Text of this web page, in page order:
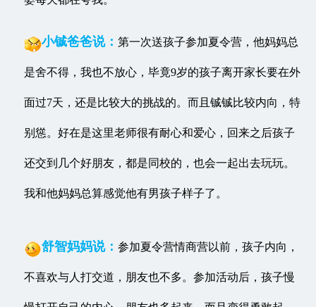
小铖爸爸说： 第一次送孩子参加夏令营，他妈妈总
是舍不得，我也不放心，毕竟9岁的孩子离开家长要在外
面过7天，还是比较大的挑战的。而且铖铖比较内向，特
别慫。好在是这里老师很有耐心和爱心，回来之后孩子
还交到几个好朋友，都是同校的，也会一起出去玩玩。
我和他妈妈总算感觉他有男孩子样子了。
舒智妈妈说： 参加夏令营情商营以前，孩子内向，
不喜欢与人打交道，朋友也不多。参加活动后，孩子慢